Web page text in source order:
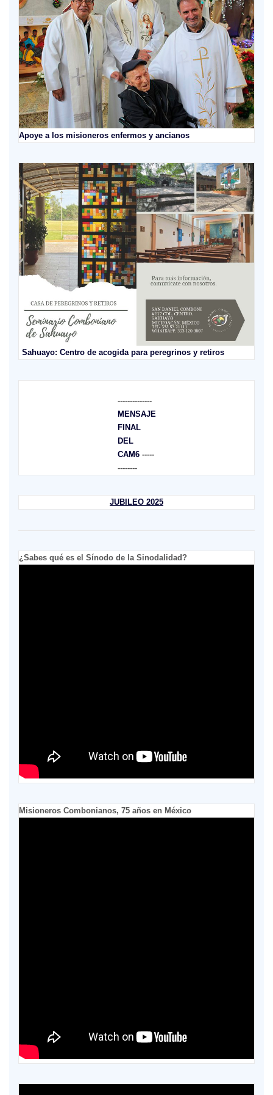
Apoye a los misioneros enfermos y ancianos
Sahuayo: Centro de acogida para peregrinos y retiros
--------------
MENSAJE
FINAL
DEL
CAM6-----
--------
JUBILEO 2025
¿Sabes qué es el Sínodo de la Sinodalidad?
Misioneros Combonianos, 75 años en México